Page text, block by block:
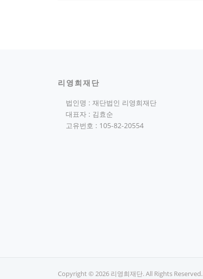
리영희재단
법인명 : 재단법인 리영희재단
대표자 : 김효순
고유번호 : 105-82-20554
Copyright © 2026 리영희재단. All Rights Reserved.